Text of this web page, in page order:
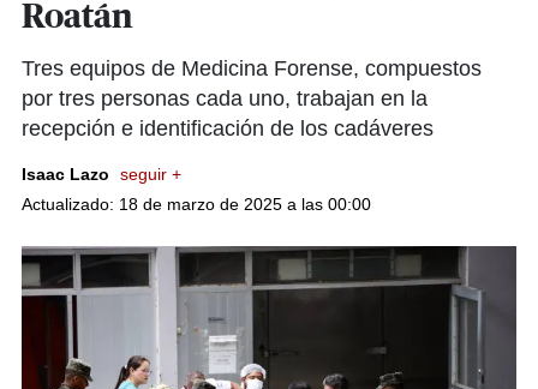
Roatán
Tres equipos de Medicina Forense, compuestos
por tres personas cada uno, trabajan en la
recepción e identificación de los cadáveres
Isaac Lazo
seguir +
Actualizado: 18 de marzo de 2025 a las 00:00